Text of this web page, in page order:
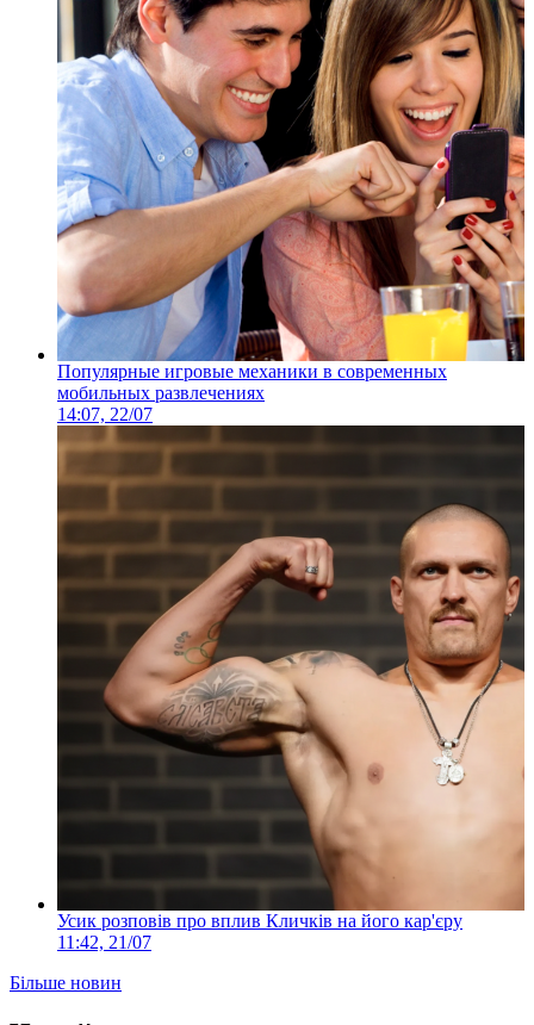
Популярные игровые механики в современных
мобильных развлечениях
14:07, 22/07
Усик розповів про вплив Кличків на його кар'єру
11:42, 21/07
Більше новин